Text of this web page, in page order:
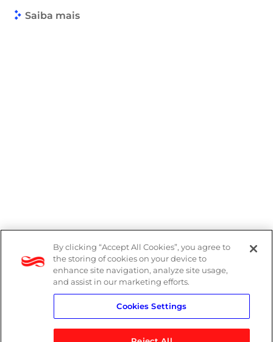
Saiba mais
Denúncias
Política de Privacidade
Política do Sistema de Gestão Integrado
By clicking “Accept All Cookies”, you agree to
the storing of cookies on your device to
enhance site navigation, analyze site usage,
and assist in our marketing efforts.
Cookies Settings